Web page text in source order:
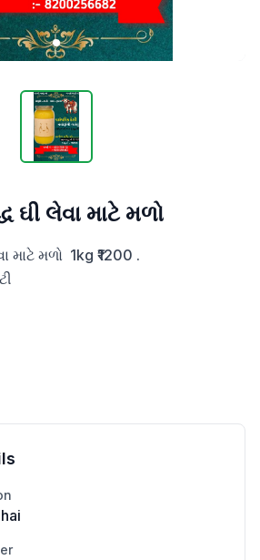
ઘી લેવા માટે મળો
માટે મળો  1kg ₹1200 .